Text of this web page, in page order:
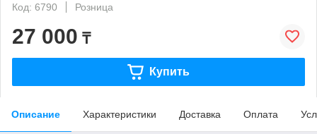
Код: 6790
Розница
27 000 ₸
Купить
Описание Характеристики Доставка Оплата